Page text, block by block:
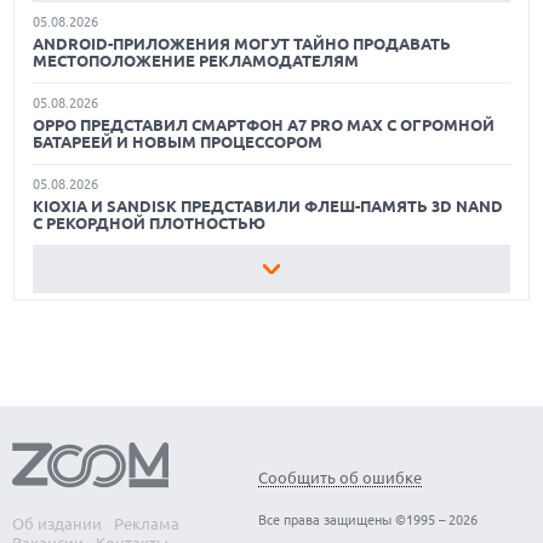
ОБЗОР ПЫЛЕСОСА DREAME Z40 AQUACYCLE PRO
КАК ПОДГОТОВИТЬ СМАРТФОН К ОТПУСКУ
05.08.2026
ANDROID-ПРИЛОЖЕНИЯ МОГУТ ТАЙНО ПРОДАВАТЬ
МЕСТОПОЛОЖЕНИЕ РЕКЛАМОДАТЕЛЯМ
05.08.2026
OPPO ПРЕДСТАВИЛ СМАРТФОН A7 PRO MAX С ОГРОМНОЙ
БАТАРЕЕЙ И НОВЫМ ПРОЦЕССОРОМ
05.08.2026
KIOXIA И SANDISK ПРЕДСТАВИЛИ ФЛЕШ-ПАМЯТЬ 3D NAND
С РЕКОРДНОЙ ПЛОТНОСТЬЮ
ANTHROPIC ЗАКЛЮЧАЕТ СОГЛАШЕНИЕ НА $10 МЛРД С
ОБЛАЧНЫМ СТАРТАПОМ VOLTA
ПРИБЫЛЬ SPACEX ОТ ИИ ПРЕВЫСИЛА ДОХОДЫ ОТ
Об издании
Реклама
Сообщить об ошибке
Все права защищены ©1995 – 2026